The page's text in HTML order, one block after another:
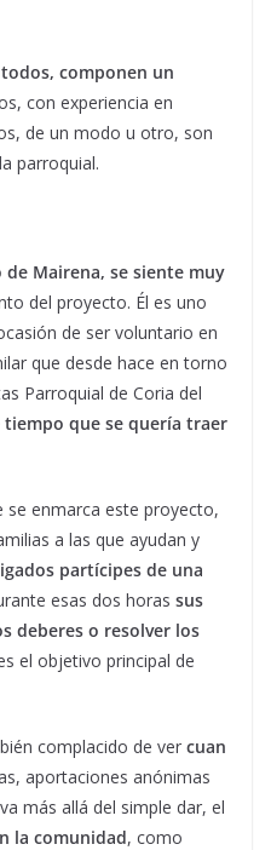
componen un
con experiencia en
de un modo u otro, son
parroquial.
Mairena, se siente muy
del proyecto. Él es uno
de ser voluntario en
que desde hace en torno
Parroquial de Coria del
tiempo que se quería traer
se enmarca este proyecto,
a las que ayudan y
partícipes de una
esas dos horas sus
deberes o resolver los
el objetivo principal de
complacido de ver cuan
aportaciones anónimas
más allá del simple dar, el
la comunidad, como